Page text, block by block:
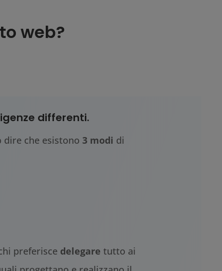
web?
differenti.
dire che esistono 3 modi di
preferisce delegare tutto ai